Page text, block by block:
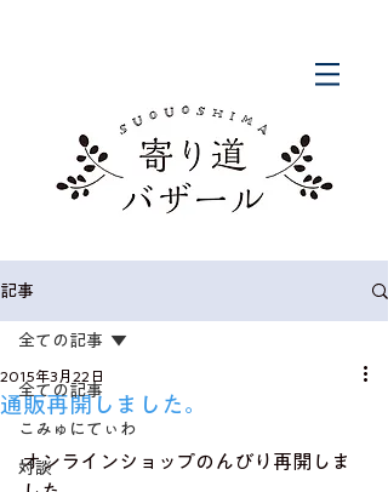
記事
全ての記事
こみゅにてぃわ
対談
全ての記事
通販再開しました。
2015年3月22日
オンラインショップのんびり再開しま